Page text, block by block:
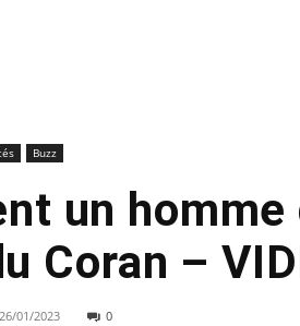
Buzz
un
Coran –
26/01/2023 0